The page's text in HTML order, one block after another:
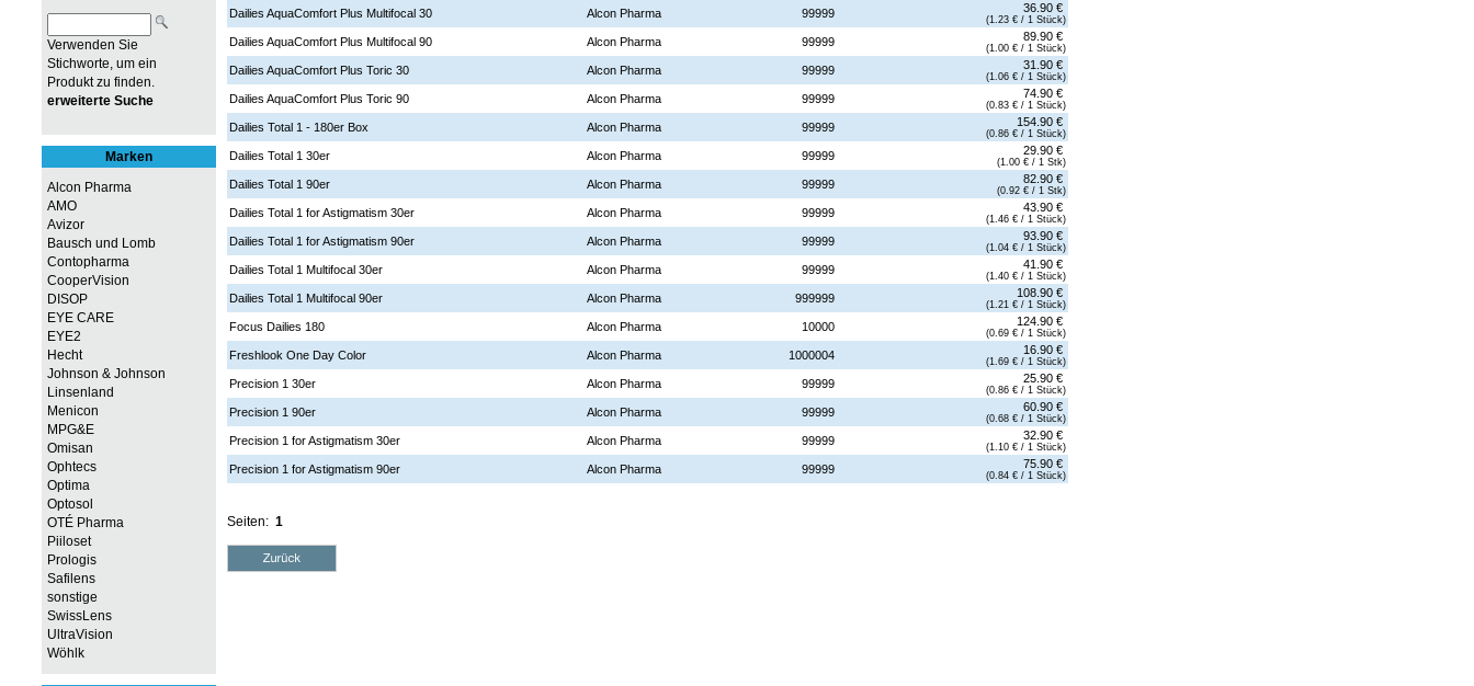
Verwenden Sie
Stichworte, um ein
Produkt zu finden.
erweiterte Suche
Marken
Alcon Pharma
AMO
Avizor
Bausch und Lomb
Contopharma
CooperVision
DISOP
EYE CARE
EYE2
Hecht
Johnson & Johnson
Linsenland
Menicon
MPG&E
Omisan
Ophtecs
Optima
Optosol
OTÉ Pharma
Piiloset
Prologis
Safilens
sonstige
SwissLens
UltraVision
Wöhlk
Dailies AquaComfort Plus Multifocal 30 Alcon Pharma 99999 36.90 €
(1.23 € / 1 Stück)
Dailies AquaComfort Plus Multifocal 90 Alcon Pharma 99999 89.90 €
(1.00 € / 1 Stück)
Dailies AquaComfort Plus Toric 30 Alcon Pharma 99999 31.90 €
(1.06 € / 1 Stück)
Dailies AquaComfort Plus Toric 90 Alcon Pharma 99999 74.90 €
(0.83 € / 1 Stück)
Dailies Total 1 - 180er Box Alcon Pharma 99999 154.90 €
(0.86 € / 1 Stück)
Dailies Total 1 30er Alcon Pharma 99999 29.90 €
(1.00 € / 1 Stk)
Dailies Total 1 90er Alcon Pharma 99999 82.90 €
(0.92 € / 1 Stk)
Dailies Total 1 for Astigmatism 30er Alcon Pharma 99999 43.90 €
(1.46 € / 1 Stück)
Dailies Total 1 for Astigmatism 90er Alcon Pharma 99999 93.90 €
(1.04 € / 1 Stück)
Dailies Total 1 Multifocal 30er Alcon Pharma 99999 41.90 €
(1.40 € / 1 Stück)
Dailies Total 1 Multifocal 90er Alcon Pharma 999999 108.90 €
(1.21 € / 1 Stück)
Focus Dailies 180 Alcon Pharma 10000 124.90 €
(0.69 € / 1 Stück)
Freshlook One Day Color Alcon Pharma 1000004 16.90 €
(1.69 € / 1 Stück)
Precision 1 30er Alcon Pharma 99999 25.90 €
(0.86 € / 1 Stück)
Precision 1 90er Alcon Pharma 99999 60.90 €
(0.68 € / 1 Stück)
Precision 1 for Astigmatism 30er Alcon Pharma 99999 32.90 €
(1.10 € / 1 Stück)
Precision 1 for Astigmatism 90er Alcon Pharma 99999 75.90 €
(0.84 € / 1 Stück)
Seiten: 1